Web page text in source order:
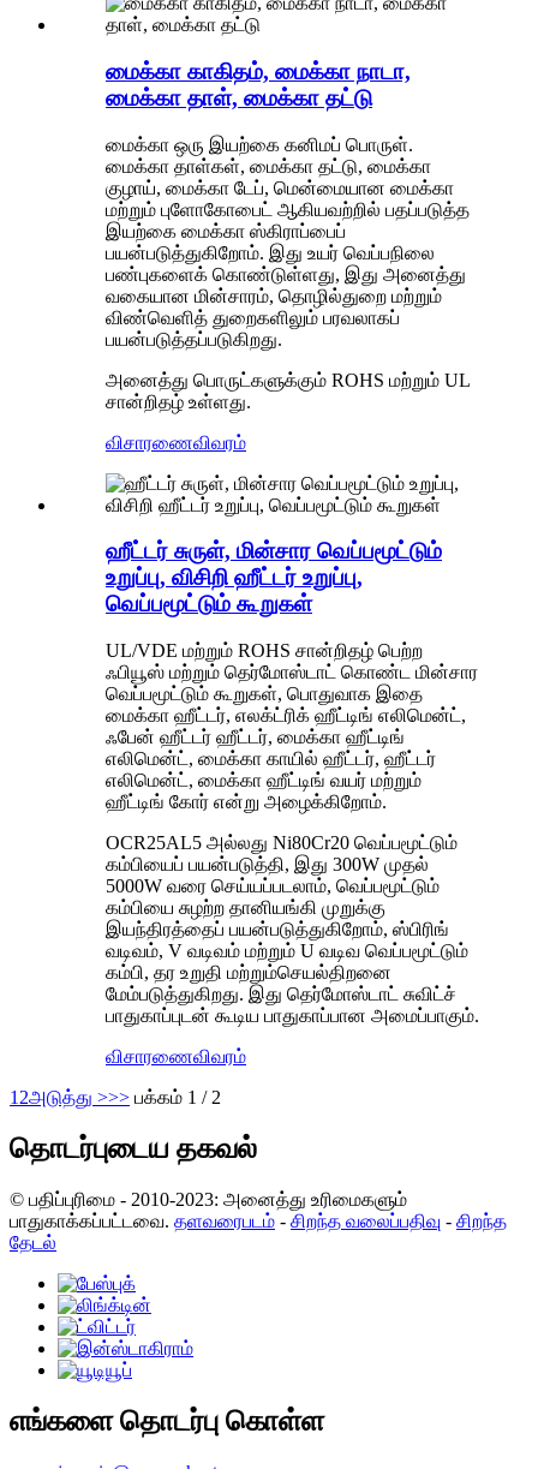
மைக்கா காகிதம், மைக்கா நாடா,
மைக்கா தாள், மைக்கா தட்டு
மைக்கா ஒரு இயற்கை கனிமப் பொருள்.
மைக்கா தாள்கள், மைக்கா தட்டு, மைக்கா
குழாய், மைக்கா டேப், மென்மையான மைக்கா
மற்றும் புளோகோபைட் ஆகியவற்றில் பதப்படுத்த
இயற்கை மைக்கா ஸ்கிராப்பைப்
பயன்படுத்துகிறோம். இது உயர் வெப்பநிலை
பண்புகளைக் கொண்டுள்ளது, இது அனைத்து
வகையான மின்சாரம், தொழில்துறை மற்றும்
விண்வெளித் துறைகளிலும் பரவலாகப்
பயன்படுத்தப்படுகிறது.
அனைத்து பொருட்களுக்கும் ROHS மற்றும் UL
சான்றிதழ் உள்ளது.
விசாரணைவிவரம்
ஹீட்டர் சுருள், மின்சார வெப்பமூட்டும்
உறுப்பு, விசிறி ஹீட்டர் உறுப்பு,
வெப்பமூட்டும் கூறுகள்
UL/VDE மற்றும் ROHS சான்றிதழ் பெற்ற
ஃபியூஸ் மற்றும் தெர்மோஸ்டாட் கொண்ட மின்சார
வெப்பமூட்டும் கூறுகள், பொதுவாக இதை
மைக்கா ஹீட்டர், எலக்ட்ரிக் ஹீட்டிங் எலிமென்ட்,
ஃபேன் ஹீட்டர் ஹீட்டர், மைக்கா ஹீட்டிங்
எலிமென்ட், மைக்கா காயில் ஹீட்டர், ஹீட்டர்
எலிமென்ட், மைக்கா ஹீட்டிங் வயர் மற்றும்
ஹீட்டிங் கோர் என்று அழைக்கிறோம்.
OCR25AL5 அல்லது Ni80Cr20 வெப்பமூட்டும்
கம்பியைப் பயன்படுத்தி, இது 300W முதல்
5000W வரை செய்யப்படலாம், வெப்பமூட்டும்
கம்பியை சுழற்ற தானியங்கி முறுக்கு
இயந்திரத்தைப் பயன்படுத்துகிறோம், ஸ்பிரிங்
வடிவம், V வடிவம் மற்றும் U வடிவ வெப்பமூட்டும்
கம்பி, தர உறுதி மற்றும்செயல்திறனை
மேம்படுத்துகிறது. இது தெர்மோஸ்டாட் சுவிட்ச்
பாதுகாப்புடன் கூடிய பாதுகாப்பான அமைப்பாகும்.
விசாரணைவிவரம்
1 2அடுத்து >>> பக்கம் 1 / 2
தொடர்புடைய தகவல்
© பதிப்புரிமை - 2010-2023: அனைத்து உரிமைகளும்
பாதுகாக்கப்பட்டவை. தளவரைபடம் - சிறந்த வலைப்பதிவு - சிறந்த
தேடல்
எங்களை தொடர்பு கொள்ள